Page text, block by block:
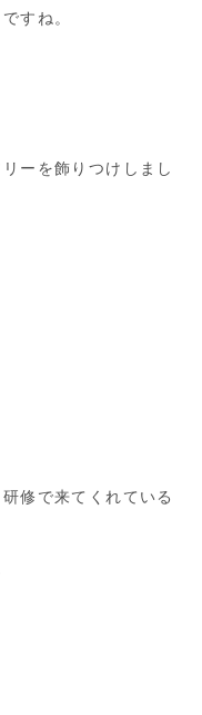
すね。
ーを飾りつけしまし
修で来てくれている